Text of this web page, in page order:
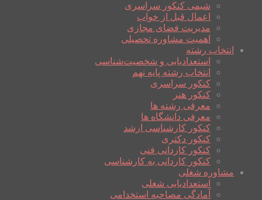
شیمی کنکور سراسری
اعمال قبل از خواب
مدیریت فضای مجازی
اهمیت مشاوره تحصیلی
انتخاب رشته
استعدادیابی و شخصیت‌شناسی
انتخاب رشته پایه نهم
کنکور سراسری
کنکور هنر
معرفی رشته ها
معرفی دانشگاه ها
کنکور کارشناسی ارشد
کنکور دکتری
کنکور کاردانی فنی
کنکور کاردانی به کارشناسی
مشاوره شغلی
استعدادیابی شغلی
آمادگی مصاحبه استخدامی